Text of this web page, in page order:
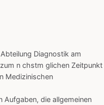
Diagnostik am
n chstm glichen Zeitpunkt
Medizinischen
Aufgaben, die allgemeinen